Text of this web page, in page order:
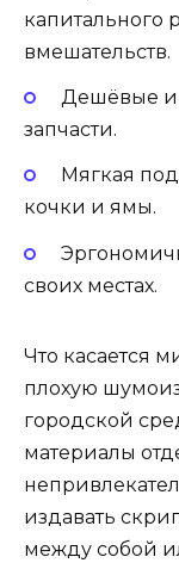
капитального
вмешательств.
Дешёвые и
запчасти.
Мягкая
кочки и ямы.
своих местах.
Что касается
плохую
городской
материалы
издавать
между собой